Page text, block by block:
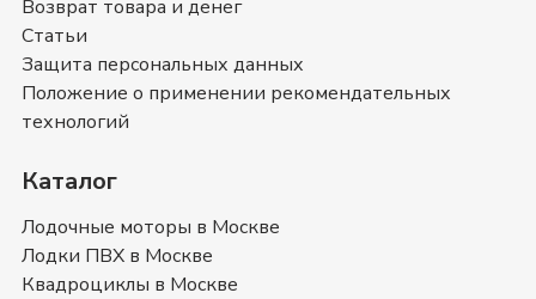
можете ознакомиться с отзывами покупателей на
Снегоуборщики Zimani
Снегоуборщики Zimani- магазин в
Москве
(499) 117-00-53
удовольствием ответим на все интересующие
вопросы о покупке товаров в категории
Снегоуборщики Zimani
Московская область
Возврат товара и денег
Статьи
Защита персональных данных
Положение о применении рекомендательных
технологий
Каталог
Лодочные моторы в Москве
Лодки ПВХ в Москве
Квадроциклы в Москве